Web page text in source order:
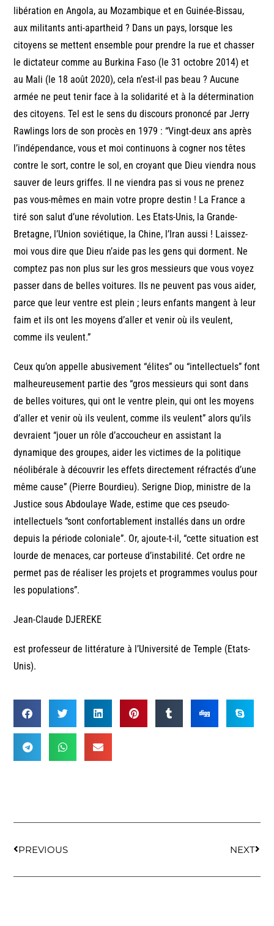
libération en Angola, au Mozambique et en Guinée-Bissau,
aux militants anti-apartheid ? Dans un pays, lorsque les
citoyens se mettent ensemble pour prendre la rue et chasser
le dictateur comme au Burkina Faso (le 31 octobre 2014) et
au Mali (le 18 août 2020), cela n’est-il pas beau ? Aucune
armée ne peut tenir face à la solidarité et à la détermination
des citoyens. Tel est le sens du discours prononcé par Jerry
Rawlings lors de son procès en 1979 : “Vingt-deux ans après
l’indépendance, vous et moi continuons à cogner nos têtes
contre le sort, contre le sol, en croyant que Dieu viendra nous
sauver de leurs griffes. Il ne viendra pas si vous ne prenez
pas vous-mêmes en main votre propre destin ! La France a
tiré son salut d’une révolution. Les Etats-Unis, la Grande-
Bretagne, l’Union soviétique, la Chine, l’Iran aussi ! Laissez-
moi vous dire que Dieu n’aide pas les gens qui dorment. Ne
comptez pas non plus sur les gros messieurs que vous voyez
passer dans de belles voitures. Ils ne peuvent pas vous aider,
parce que leur ventre est plein ; leurs enfants mangent à leur
faim et ils ont les moyens d’aller et venir où ils veulent,
comme ils veulent.”
Ceux qu’on appelle abusivement “élites” ou “intellectuels” font
malheureusement partie des “gros messieurs qui sont dans
de belles voitures, qui ont le ventre plein, qui ont les moyens
d’aller et venir où ils veulent, comme ils veulent” alors qu’ils
devraient “jouer un rôle d’accoucheur en assistant la
dynamique des groupes, aider les victimes de la politique
néolibérale à découvrir les effets directement réfractés d’une
même cause” (Pierre Bourdieu). Serigne Diop, ministre de la
Justice sous Abdoulaye Wade, estime que ces pseudo-
intellectuels “sont confortablement installés dans un ordre
depuis la période coloniale”. Or, ajoute-t-il, “cette situation est
lourde de menaces, car porteuse d’instabilité. Cet ordre ne
permet pas de réaliser les projets et programmes voulus pour
les populations”.
Jean-Claude DJEREKE
est professeur de littérature à l’Université de Temple (Etats-
Unis).
PREVIOUS NEXT